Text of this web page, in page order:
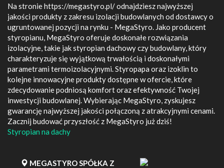
Na stronie https://megastyro.pl/ odnajdziesz najwyższej
jakości produkty z zakresu izolacji budowlanych od dostawcy o
ugruntowanej pozycji na rynku - MegaStyro. Jako producent
styropianu, MegaStyro oferuje doskonałe rozwiązania
izolacyjne, takie jak styropian dachowy czy budowlany, który
charakteryzuje się wyjątkową trwałością i doskonałymi
parametrami termoizolacyjnymi. Styropapa oraz izoklin to
kolejne innowacyjne produkty dostępne w ofercie, które
zdecydowanie podniosą komfort oraz efektywność Twojej
inwestycji budowlanej. Wybierając MegaStyro, zyskujesz
gwarancję najwyższej jakości połączoną z atrakcyjnymi cenami.
Zacznij budować przyszłość z MegaStyro już dziś!
Styropian na dachy
MEGASTYRO SPÓŁKA Z